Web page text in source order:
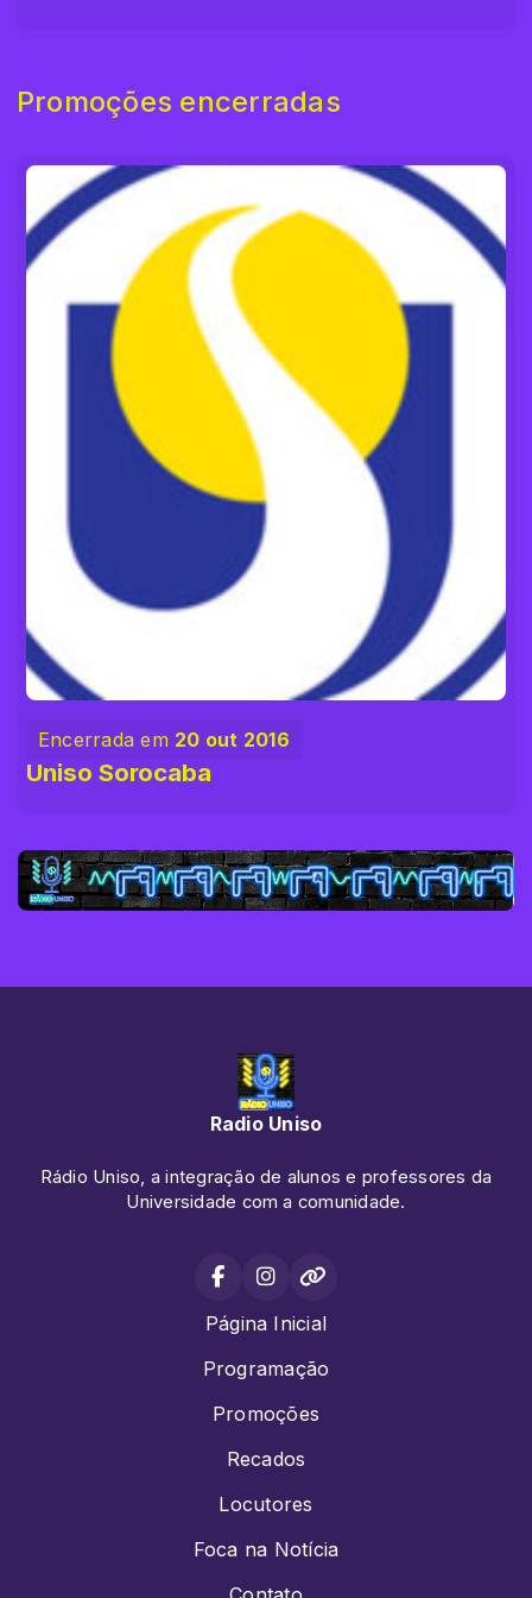
Promoções encerradas
Encerrada em 20 out 2016
Uniso Sorocaba
Radio Uniso
Rádio Uniso, a integração de alunos e professores da
Universidade com a comunidade.
Página Inicial
Programação
Promoções
Recados
Locutores
Foca na Notícia